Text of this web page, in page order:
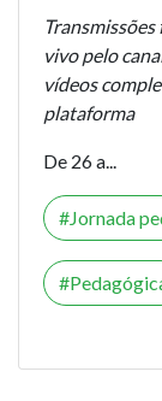
vivo pelo
vídeos
plataforma
De 26 a...
Jornada